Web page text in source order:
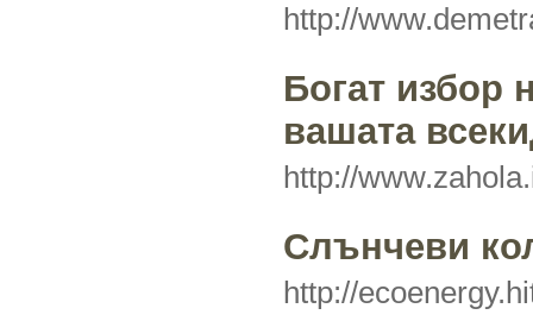
http://
Богат избор
вашата
http://
Слънчеви
http://